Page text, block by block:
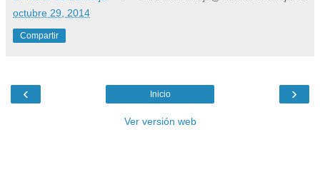
octubre 29, 2014
Compartir
‹ ›
Inicio
Ver versión web